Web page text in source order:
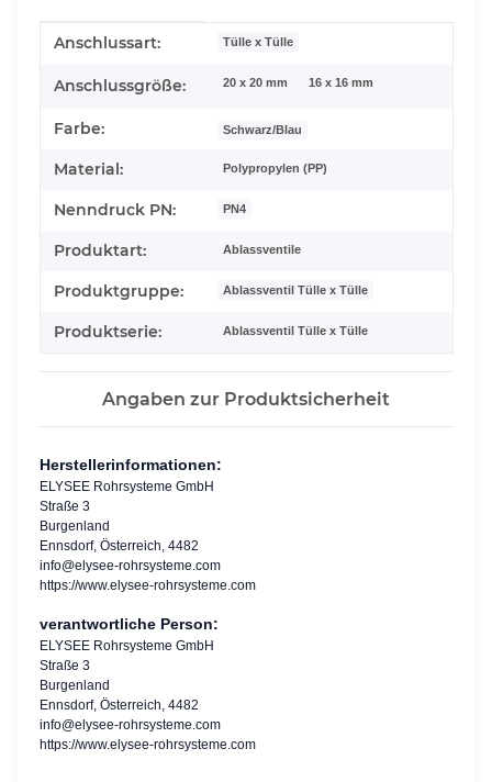
Produkteigenschaft
Wert
Anschlussart: Tülle x Tülle
Anschlussgröße: 20 x 20 mm 16 x 16 mm
Farbe: Schwarz/Blau
Material: Polypropylen (PP)
Nenndruck PN: PN4
Produktart: Ablassventile
Produktgruppe: Ablassventil Tülle x Tülle
Produktserie: Ablassventil Tülle x Tülle
Angaben zur Produktsicherheit
Herstellerinformationen:
ELYSEE Rohrsysteme GmbH
Straße 3
Burgenland
Ennsdorf, Österreich, 4482
info@elysee-rohrsysteme.com
https://www.elysee-rohrsysteme.com
verantwortliche Person:
ELYSEE Rohrsysteme GmbH
Straße 3
Burgenland
Ennsdorf, Österreich, 4482
info@elysee-rohrsysteme.com
https://www.elysee-rohrsysteme.com